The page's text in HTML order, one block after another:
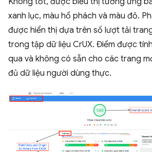
xanh lục, màu hổ phách và màu đỏ.
được hiển thị dựa trên số lượt tải
trong tập dữ liệu CrUX. Điểm được
qua và không có sẵn cho các trang
đủ dữ liệu người dùng thực.